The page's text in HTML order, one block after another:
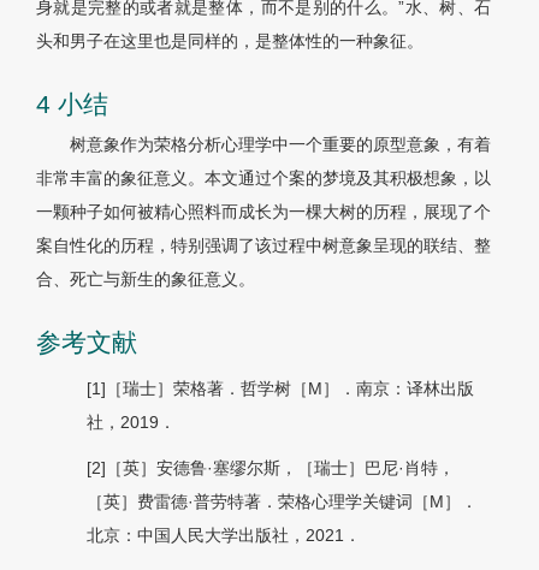
身就是完整的或者就是整体，而不是别的什么。”水、树、石
头和男子在这里也是同样的，是整体性的一种象征。
4 小结
树意象作为荣格分析心理学中一个重要的原型意象，有着
非常丰富的象征意义。本文通过个案的梦境及其积极想象，以
一颗种子如何被精心照料而成长为一棵大树的历程，展现了个
案自性化的历程，特别强调了该过程中树意象呈现的联结、整
合、死亡与新生的象征意义。
参考文献
[1]［瑞士］荣格著．哲学树［M］．南京：译林出版
社，2019．
[2]［英］安德鲁·塞缪尔斯，［瑞士］巴尼·肖特，
［英］费雷德·普劳特著．荣格心理学关键词［M］．
北京：中国人民大学出版社，2021．